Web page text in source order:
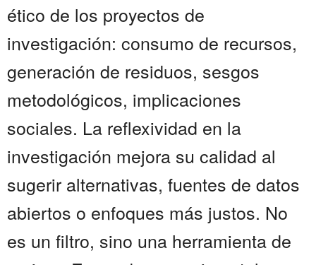
ético de los proyectos de
investigación: consumo de recursos,
generación de residuos, sesgos
metodológicos, implicaciones
sociales. La reflexividad en la
investigación mejora su calidad al
sugerir alternativas, fuentes de datos
abiertos o enfoques más justos. No
es un filtro, sino una herramienta de